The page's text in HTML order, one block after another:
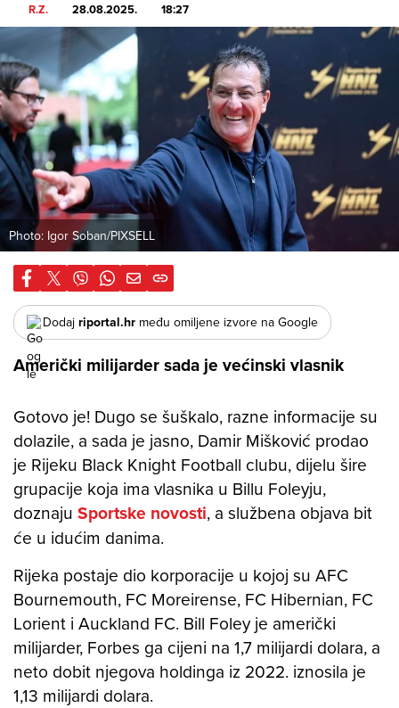
R.Z. 28.08.2025. 18:27
Photo: Igor Soban/PIXSELL
Dodaj riportal.hr među omiljene izvore na Google
Američki milijarder sada je većinski vlasnik
Gotovo je! Dugo se šuškalo, razne informacije su
dolazile, a sada je jasno, Damir Mišković prodao
je Rijeku Black Knight Football clubu, dijelu šire
grupacije koja ima vlasnika u Billu Foleyju,
doznaju Sportske novosti, a službena objava bit
će u idućim danima.
Rijeka postaje dio korporacije u kojoj su AFC
Bournemouth, FC Moreirense, FC Hibernian, FC
Lorient i Auckland FC. Bill Foley je američki
milijarder, Forbes ga cijeni na 1,7 milijardi dolara, a
neto dobit njegova holdinga iz 2022. iznosila je
1,13 milijardi dolara.